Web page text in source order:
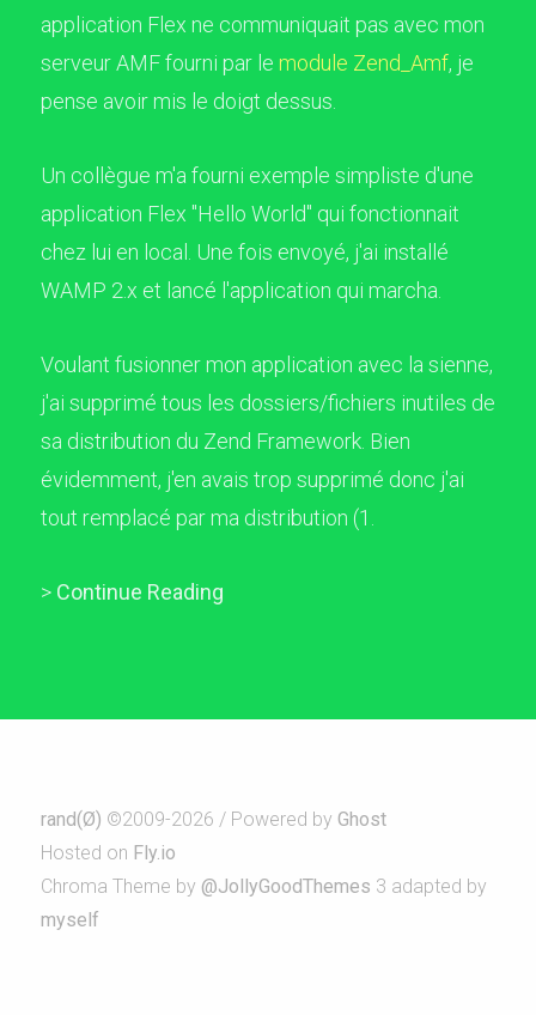
application Flex ne communiquait pas avec mon
serveur AMF fourni par le module Zend_Amf, je
pense avoir mis le doigt dessus.
Un collègue m'a fourni exemple simpliste d'une
application Flex "Hello World" qui fonctionnait
chez lui en local. Une fois envoyé, j'ai installé
WAMP 2.x et lancé l'application qui marcha.
Voulant fusionner mon application avec la sienne,
j'ai supprimé tous les dossiers/fichiers inutiles de
sa distribution du Zend Framework. Bien
évidemment, j'en avais trop supprimé donc j'ai
tout remplacé par ma distribution (1.
> Continue Reading
rand(Ø) ©2009-2026 / Powered by Ghost
Hosted on Fly.io
Chroma Theme by @JollyGoodThemes 3 adapted by
myself